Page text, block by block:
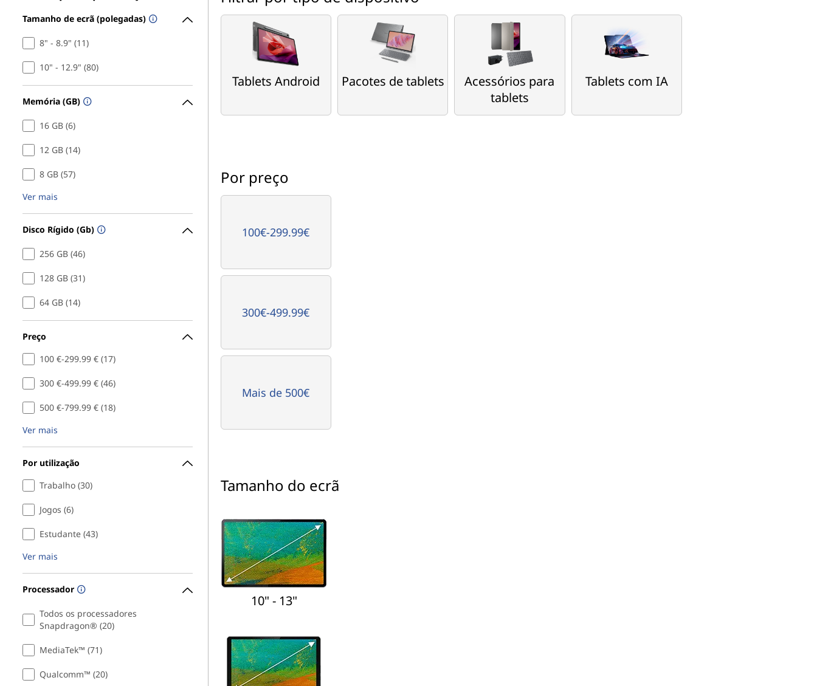
Tamanho de ecrã (polegadas)
8" - 8.9" (11)
10" - 12.9" (80)
Memória (GB)
16 GB (6)
12 GB (14)
8 GB (57)
Ver mais
Disco Rígido (Gb)
256 GB (46)
128 GB (31)
64 GB (14)
Preço
100 €-299.99 € (17)
300 €-499.99 € (46)
500 €-799.99 € (18)
Ver mais
Por utilização
Trabalho (30)
Jogos (6)
Estudante (43)
Ver mais
Processador
Todos os processadores
Snapdragon® (20)
MediaTek™ (71)
Qualcomm™ (20)
Tablets Android Pacotes de tablets
Acessórios para
tablets
Tablets com IA
Por preço
100€-299.99€
300€-499.99€
Mais de 500€
Tamanho do ecrã
10" - 13"